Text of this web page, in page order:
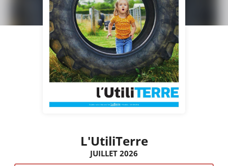
L'UtiliTerre
JUILLET 2026